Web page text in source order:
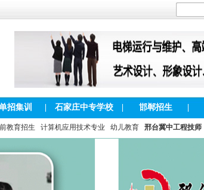
招集训 石家庄中专学校 邯郸招生
教育招生 计算机应用技术专业 幼儿教育 邢台冀中工程技师